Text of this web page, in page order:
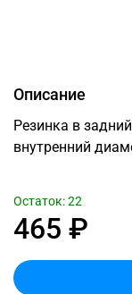
Описание
Резинка в
внутренний
465 ₽
Остаток: 22